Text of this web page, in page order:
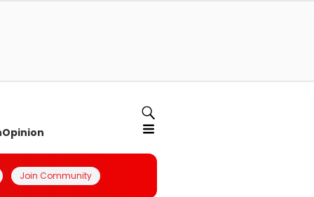
Opinion
Join Community